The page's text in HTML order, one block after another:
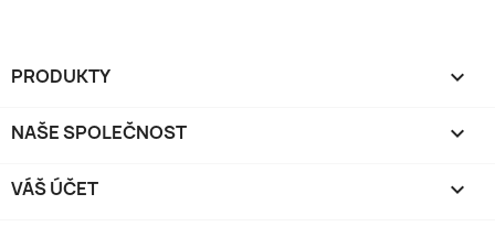
PRODUKTY 
NAŠE SPOLEČNOST 
VÁŠ ÚČET 